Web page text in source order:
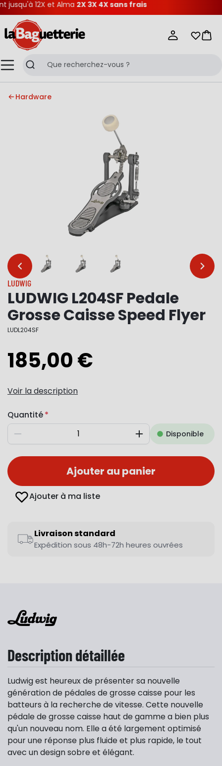
12X et Alma2X 3X 4X sans frais
MenuRecherche
Mes
Hardware
… …
LUDWIG
LUDWIG L204SF Pedale
Grosse Caisse Speed Flyer
LUDL204SF
185,00 €
Voir la description
Quantité
Diminuer AugmenterDisponible
Ajouter au panier
Ajouter à ma liste
Livraison standard
Expédition sous 48h-72h heures ouvrées
Description détaillée
Ludwig est heureux de présenter sa nouvelle
génération de pédales de grosse caisse pour les
batteurs à la recherche de vitesse. Cette nouvelle
pédale de grosse caisse haut de gamme a bien plus
qu'un nouveau nom. Elle a été largement optimisé
pour une réponse plus fluide et plus rapide, le tout
avec un design sobre et élégant.